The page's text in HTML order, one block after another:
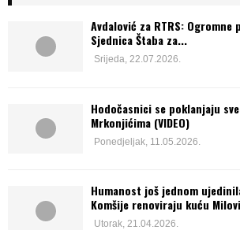
Avdalović za RTRS:
Sjednica Štaba za...
Srijeda, 22.07.2026.
Hodočasnici se poklanjaju
Mrkonjićima (VIDEO)
Ponedjeljak, 11.05.2026.
Humanost još jednom
Komšije renoviraju kuću
Utorak, 21.04.2026.